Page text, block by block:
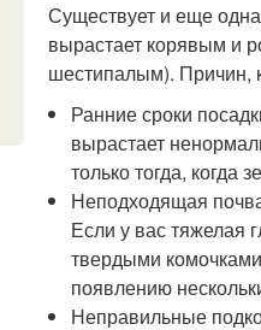
Существует и еще
вырастает корявым и
шестипалым). Причин,
Ранние сроки
вырастает
только тогда, когда
Неподходящая
Если у вас тяжелая
твердыми
появлению
Неправильные